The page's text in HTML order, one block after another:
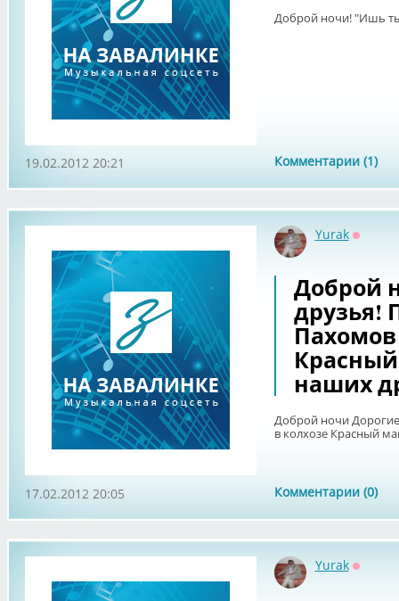
Доброй ночи! "Ишь
Комментарии (1)
19.02.2012 20:21
Yurak
Доброй
друзья!
Пахомов
наших
Доброй ночи
в колхозе Красный
Комментарии (0)
17.02.2012 20:05
Yurak